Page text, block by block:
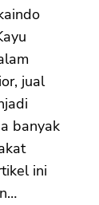
jual
banyak
ini